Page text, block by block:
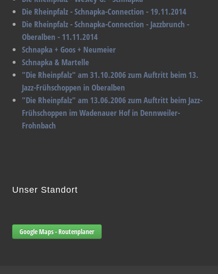
Die Rheinpfalz - Schnapka-Connection - 19.11.2014
Die Rheinpfalz - Schnapka-Connection - Jazzbrunch -
Oberalben - 11.11.2014
Schnapka + Goos + Neumeier
Schnapka & Martelle
"Die Rheinpfalz" am 31.10.2006 zum Auftritt beim 13.
Jazz-Frühschoppen in Oberalben
"Die Rheinpfalz" am 13.06.2006 zum Auftritt beim Jazz-
Frühschoppen im Wadenauer Hof in Dennweiler-
Frohnbach
Unser Standort
Google Maps - Routenplaner